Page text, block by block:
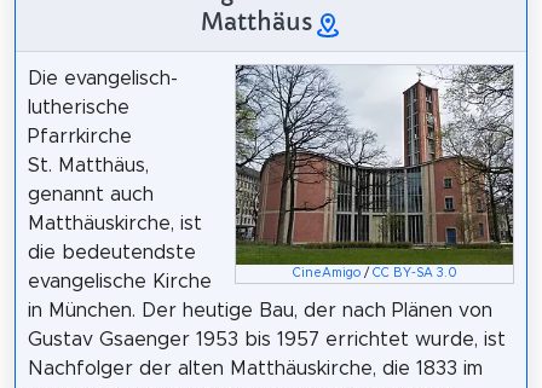
Matthäus
CineAmigo/ CC BY-SA 3.0
Die evangelisch-
lutherische
Pfarrkirche
St. Matthäus,
genannt auch
Matthäuskirche, ist
die bedeutendste
evangelische Kirche
in München. Der heutige Bau, der nach Plänen von
Gustav Gsaenger 1953 bis 1957 errichtet wurde, ist
Nachfolger der alten Matthäuskirche, die 1833 im